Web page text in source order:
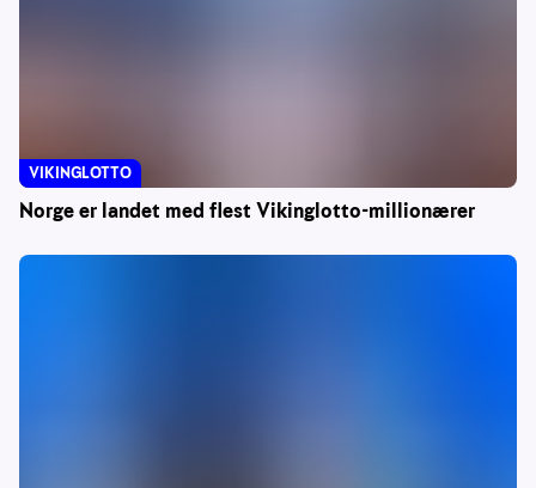
Norge er landet med flest Vikinglotto-millionærer
VIKINGLOTTO